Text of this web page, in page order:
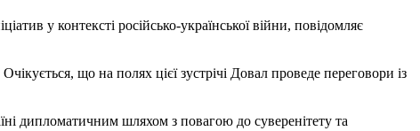
у контексті російсько-української війни, повідомляє
що на полях цієї зустрічі Довал проведе переговори із
дипломатичним шляхом з повагою до суверенітету та